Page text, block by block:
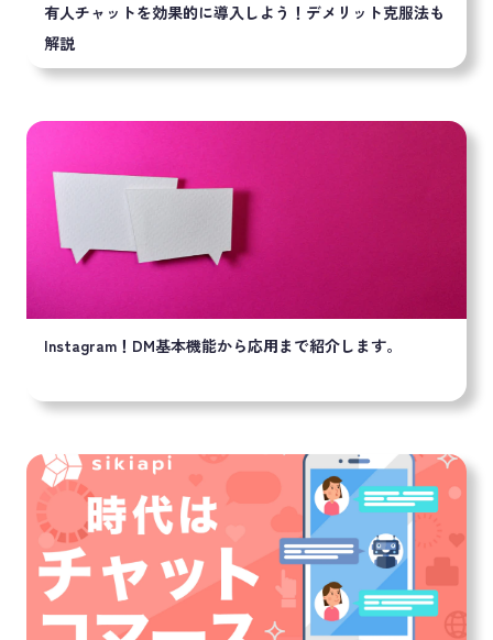
有人チャットを効果的に導入しよう！デメリット克服法も
解説
Instagram！DM基本機能から応用まで紹介します。